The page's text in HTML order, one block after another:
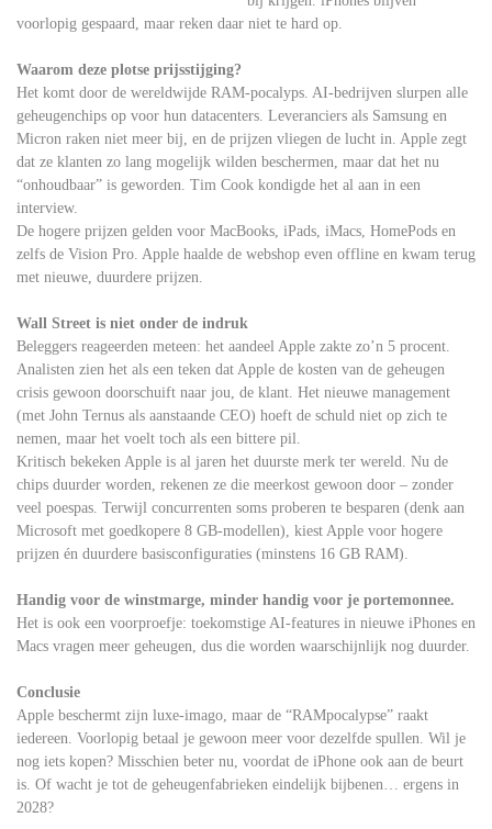
voorlopig gespaard, maar reken daar niet te hard op.
Waarom deze plotse prijsstijging?
Het komt door de wereldwijde RAM-pocalyps. AI-bedrijven slurpen alle
geheugenchips op voor hun datacenters. Leveranciers als Samsung en
Micron raken niet meer bij, en de prijzen vliegen de lucht in. Apple zegt
dat ze klanten zo lang mogelijk wilden beschermen, maar dat het nu
“onhoudbaar” is geworden. Tim Cook kondigde het al aan in een
interview.
De hogere prijzen gelden voor MacBooks, iPads, iMacs, HomePods en
zelfs de Vision Pro. Apple haalde de webshop even offline en kwam terug
met nieuwe, duurdere prijzen.
Wall Street is niet onder de indruk
Beleggers reageerden meteen: het aandeel Apple zakte zo’n 5 procent.
Analisten zien het als een teken dat Apple de kosten van de geheugen
crisis gewoon doorschuift naar jou, de klant. Het nieuwe management
(met John Ternus als aanstaande CEO) hoeft de schuld niet op zich te
nemen, maar het voelt toch als een bittere pil.
Kritisch bekeken Apple is al jaren het duurste merk ter wereld. Nu de
chips duurder worden, rekenen ze die meerkost gewoon door – zonder
veel poespas. Terwijl concurrenten soms proberen te besparen (denk aan
Microsoft met goedkopere 8 GB-modellen), kiest Apple voor hogere
prijzen én duurdere basisconfiguraties (minstens 16 GB RAM).
Handig voor de winstmarge, minder handig voor je portemonnee.
Het is ook een voorproefje: toekomstige AI-features in nieuwe iPhones en
Macs vragen meer geheugen, dus die worden waarschijnlijk nog duurder.
Conclusie
Apple beschermt zijn luxe-imago, maar de “RAMpocalypse” raakt
iedereen. Voorlopig betaal je gewoon meer voor dezelfde spullen. Wil je
nog iets kopen? Misschien beter nu, voordat de iPhone ook aan de beurt
is. Of wacht je tot de geheugenfabrieken eindelijk bijbenen… ergens in
2028?